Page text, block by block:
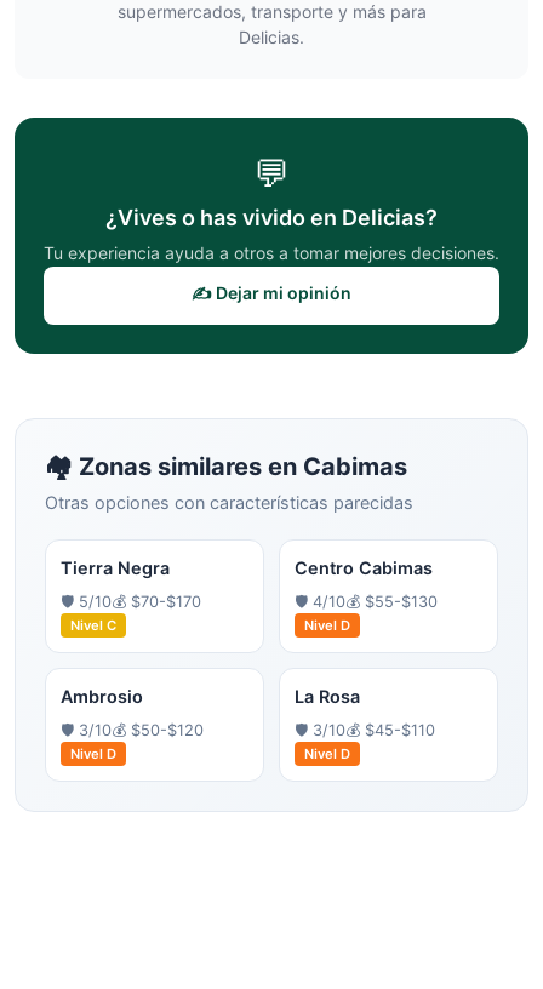
supermercados, transporte y más para
Delicias.
💬
¿Vives o has vivido en Delicias?
Tu experiencia ayuda a otros a tomar mejores decisiones.
✍️ Dejar mi opinión
🏘️ Zonas similares en Cabimas
Otras opciones con características parecidas
Tierra Negra
🛡️ 5/10💰 $70-$170
Nivel C
Centro Cabimas
🛡️ 4/10💰 $55-$130
Nivel D
Ambrosio
🛡️ 3/10💰 $50-$120
Nivel D
La Rosa
🛡️ 3/10💰 $45-$110
Nivel D